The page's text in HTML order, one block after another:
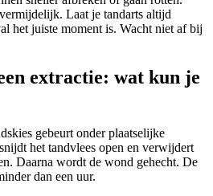
Laat je tandarts altijd
het juiste moment is. Wacht niet af bij
extractie: wat kun je
gebeurt onder plaatselijke
het tandvlees open en verwijdert
Daarna wordt de wond gehecht. De
dan een uur.